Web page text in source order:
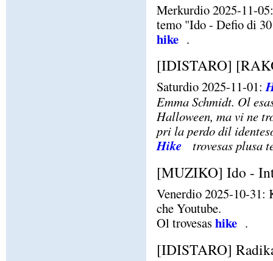
Merkurdio 2025-11-
temo "Ido - Defio di
hike .
[IDISTARO]
Saturdio 2025-11-01:
Emma Schmidt. Ol
Halloween, ma vi ne
pri la perdo dil
Hike trovesas plusa
[MUZIKO] Ido -
Venerdio 2025-10-
che Youtube.
Ol trovesashike .
[IDISTARO]